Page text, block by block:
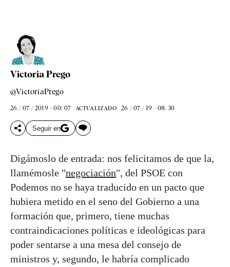
Victoria Prego
@VictoriaPrego
26 / 07 / 2019 - 00: 07 ACTUALIZADO 26 / 07 / 19 - 08: 30
Seguir en
Digámoslo de entrada: nos felicitamos de que la,
llamémosle "negociación", del PSOE con
Podemos no se haya traducido en un pacto que
hubiera metido en el seno del Gobierno a una
formación que, primero, tiene muchas
contraindicaciones políticas e ideológicas para
poder sentarse a una mesa del consejo de
ministros y, segundo, le habría complicado